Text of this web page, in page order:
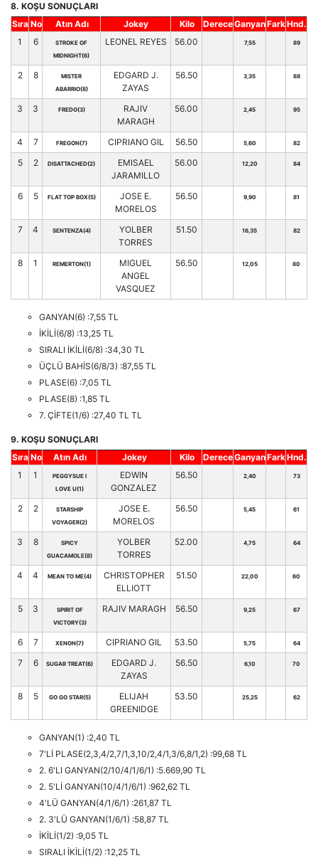
8. KOŞU SONUÇLARI
Sıra No Atın Adı Jokey Kilo DereceGanyanFarkHnd.
1
6
STROKE OF
MIDNIGHT(6)
LEONEL REYES 56.00 7,55 89
2 8
MISTER
ABARRIO(8)
EDGARD J.
ZAYAS
56.50 3,35 88
3 3 FREDO(3)
RAJIV
MARAGH
56.00 2,45 95
4 7 FREGON(7) CIPRIANO GIL 56.50 5,60 82
5 2 DISATTACHED(2)
EMISAEL
JARAMILLO
56.00 12,20 84
6 5 FLAT TOP BOX(5)
JOSE E.
MORELOS
56.50 9,90 81
7 4 SENTENZA(4)
YOLBER
TORRES
51.50 16,35 82
8 1 REMERTON(1)
MIGUEL
ANGEL
VASQUEZ
56.50 12,05 80
GANYAN(6) :7,55 TL
İKİLİ(6/8) :13,25 TL
SIRALI İKİLİ(6/8) :34,30 TL
ÜÇLÜ BAHİS(6/8/3) :87,55 TL
PLASE(6) :7,05 TL
PLASE(8) :1,85 TL
7. ÇİFTE(1/6) :27,40 TL TL
9. KOŞU SONUÇLARI
Sıra No Atın Adı Jokey Kilo DereceGanyanFarkHnd.
1
1
PEGGYSUE I
LOVE U(1)
EDWIN
GONZALEZ
56.50 2,40 73
2 2
STARSHIP
VOYAGER(2)
JOSE E.
MORELOS
56.50 5,45 61
3 8
SPICY
GUACAMOLE(8)
YOLBER
TORRES
52.00 4,75 64
4 4 MEAN TO ME(4)
CHRISTOPHER
ELLIOTT
51.50 22,00 60
5 3
SPIRIT OF
VICTORY(3)
RAJIV MARAGH 56.50 9,25 67
6 7 XENON(7) CIPRIANO GIL 53.50 5,75 64
7 6 SUGAR TREAT(6)
EDGARD J.
ZAYAS
56.50 6,10 70
8 5 GO GO STAR(5)
ELIJAH
GREENIDGE
53.50 25,25 62
GANYAN(1) :2,40 TL
7'Lİ PLASE(2,3,4/2,7/1,3,10/2,4/1,3/6,8/1,2) :99,68 TL
2. 6'LI GANYAN(2/10/4/1/6/1) :5.669,90 TL
2. 5'Lİ GANYAN(10/4/1/6/1) :962,62 TL
4'LÜ GANYAN(4/1/6/1) :261,87 TL
2. 3'LÜ GANYAN(1/6/1) :58,87 TL
İKİLİ(1/2) :9,05 TL
SIRALI İKİLİ(1/2) :12,25 TL